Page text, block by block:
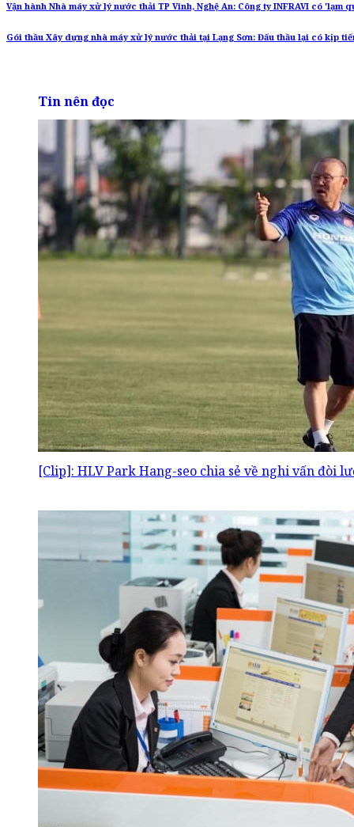
Vận hành Nhà máy xử lý nước thải TP Vinh, Nghệ An: Công ty INFRAVI có 'lạm
Gói thầu Xây dựng nhà máy xử lý nước thải tại Lạng Sơn: Đấu thầu lại có kịp
Tin nên đọc
[Clip]: HLV Park Hang-seo chia sẻ về nghi vấn đòi